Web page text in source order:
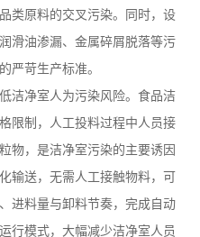
类原料的交叉污染。同时，设
滑油渗漏、金属碎屑脱落等污
严苛生产标准。
洁净室人为污染风险。食品洁
限制，人工投料过程中人员接
物，是洁净室污染的主要诱因
输送，无需人工接触物料，可
进料量与卸料节奏，完成自动
行模式，大幅减少洁净室人员